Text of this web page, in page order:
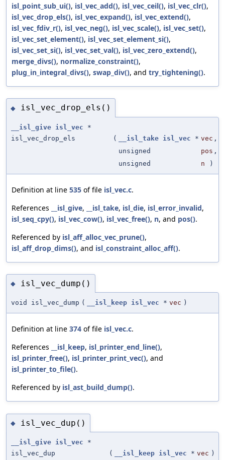
isl_point_sub_ui(), isl_vec_add(), isl_vec_ceil(), isl_vec_clr(),
isl_vec_drop_els(), isl_vec_expand(), isl_vec_extend(),
isl_vec_fdiv_r(), isl_vec_neg(), isl_vec_scale(), isl_vec_set(),
isl_vec_set_element(), isl_vec_set_element_si(),
isl_vec_set_si(), isl_vec_set_val(), isl_vec_zero_extend(),
merge_divs(), normalize_constraint(),
plug_in_integral_divs(), swap_div(), and try_tightening().
◆ isl_vec_drop_els()
__isl_give isl_vec *
isl_vec_drop_els
( __isl_take isl_vec * vec ,
unsigned
pos ,
unsigned
n )
Definition at line 535 of file isl_vec.c.
References
__isl_give, __isl_take, isl_die, isl_error_invalid,
isl_seq_cpy(), isl_vec_cow(), isl_vec_free(), n, and pos().
Referenced by isl_aff_alloc_vec_prune(),
isl_aff_drop_dims(), and isl_constraint_alloc_aff().
◆ isl_vec_dump()
void isl_vec_dump ( __isl_keep isl_vec * vec )
Definition at line 374 of file isl_vec.c.
References
__isl_keep, isl_printer_end_line(),
isl_printer_free(), isl_printer_print_vec(), and
isl_printer_to_file().
Referenced by isl_ast_build_dump().
◆ isl_vec_dup()
__isl_give isl_vec *
isl_vec_dup
( __isl_keep isl_vec * vec )